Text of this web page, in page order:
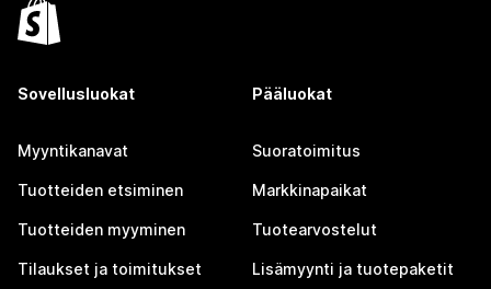
Sovellusluokat
Myyntikanavat
Tuotteiden etsiminen
Tuotteiden myyminen
Tilaukset ja toimitukset
Pääluokat
Suoratoimitus
Markkinapaikat
Tuotearvostelut
Lisämyynti ja tuotepaketit